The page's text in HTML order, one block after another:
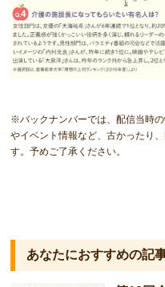
※バックナンバーでは、配信当時
やイベント情報など、古かったり
す。予めご了承ください。
あなたにおすすめの記